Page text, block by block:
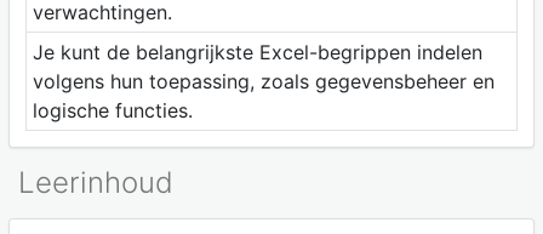
verwachtingen.
Je kunt de belangrijkste Excel-begrippen indelen
volgens hun toepassing, zoals gegevensbeheer en
logische functies.
Leerinhoud